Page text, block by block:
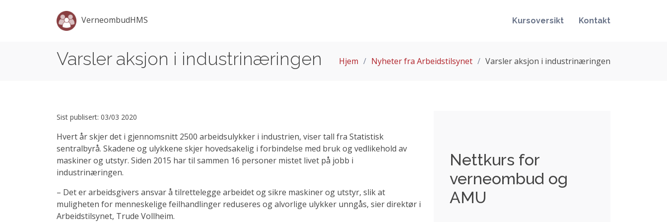
VerneombudHMS Kursoversikt Kontakt
Varsler aksjon i industrinæringen Hjem Nyheter fra Arbeidstilsynet Varsler aksjon i industrinæringen
Sist publisert: 03/03 2020
Hvert år skjer det i gjennomsnitt 2500 arbeidsulykker i industrien, viser tall fra Statistisk
sentralbyrå. Skadene og ulykkene skjer hovedsakelig i forbindelse med bruk og vedlikehold av
maskiner og utstyr. Siden 2015 har til sammen 16 personer mistet livet på jobb i
industrinæringen.
– Det er arbeidsgivers ansvar å tilrettelegge arbeidet og sikre maskiner og utstyr, slik at
muligheten for menneskelige feilhandlinger reduseres og alvorlige ulykker unngås, sier direktør i
Arbeidstilsynet, Trude Vollheim.
Nettkurs for
verneombud og
AMU